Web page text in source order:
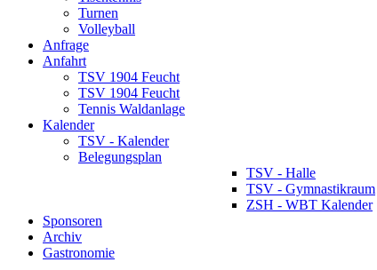
Turnen
Volleyball
Anfrage
Anfahrt
TSV 1904 Feucht
TSV 1904 Feucht
Tennis Waldanlage
Kalender
TSV - Kalender
Belegungsplan
TSV - Halle
TSV - Gymnastikraum
ZSH - WBT Kalender
Sponsoren
Archiv
Gastronomie